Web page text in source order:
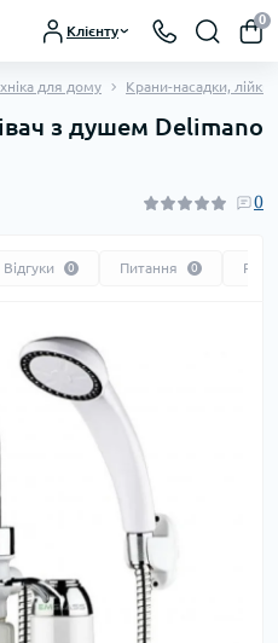
Клієнту
0
для дому Крани-насадки, лійки
з душем Delimano
0
Відгуки 0 Питання 0